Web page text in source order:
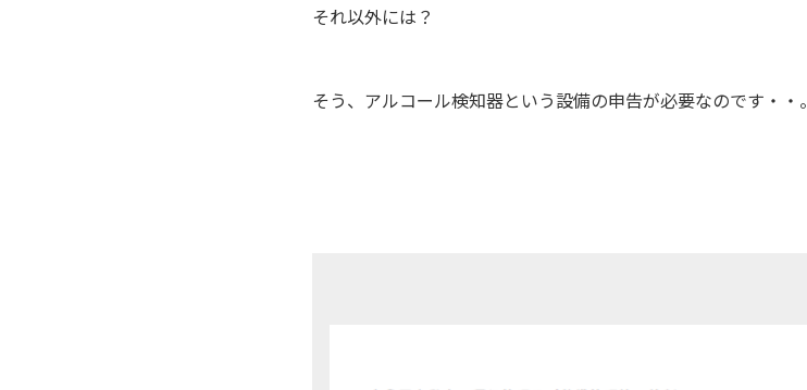
それ以外には？
そう、アルコール検知器という設備の申告が必要なのです・・。